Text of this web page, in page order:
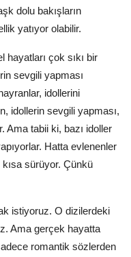
dolu bakışların
yatıyor olabilir.
hayatları çok sıkı bir
sevgili yapması
idollerini
idollerin sevgili yapması,
Ama tabii ki, bazı idoller
Hatta evlenenler
sürüyor. Çünkü
istiyoruz. O dizilerdeki
Ama gerçek hayatta
romantik sözlerden